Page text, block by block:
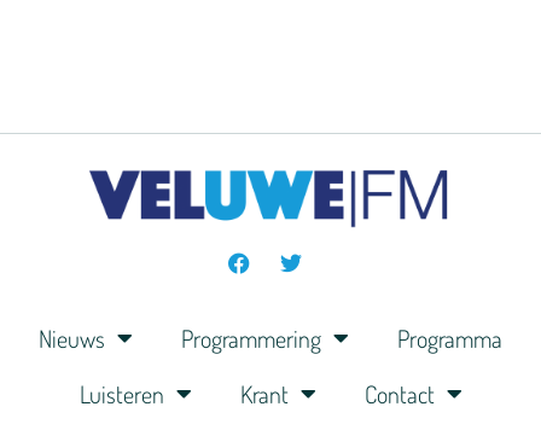
Nieuws Programmering
Programma
Luisteren
Krant Contact